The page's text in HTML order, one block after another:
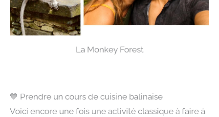
La Monkey Forest
💙 Prendre un cours de cuisine balinaise
Voici encore une fois une activité classique à faire à